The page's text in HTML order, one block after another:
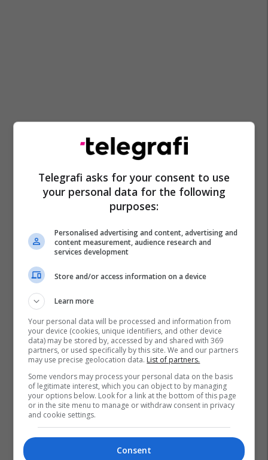
Telegrafi asks for your consent to use
your personal data for the following
purposes:
Personalised advertising and content, advertising and
content measurement, audience research and
services development
Store and/or access information on a device
Learn more
Your personal data will be processed and information from
your device (cookies, unique identifiers, and other device
data) may be stored by, accessed by and shared with 369
partners, or used specifically by this site. We and our partners
may use precise geolocation data. List of partners.
Some vendors may process your personal data on the basis
of legitimate interest, which you can object to by managing
your options below. Look for a link at the bottom of this page
or in the site menu to manage or withdraw consent in privacy
and cookie settings.
Consent